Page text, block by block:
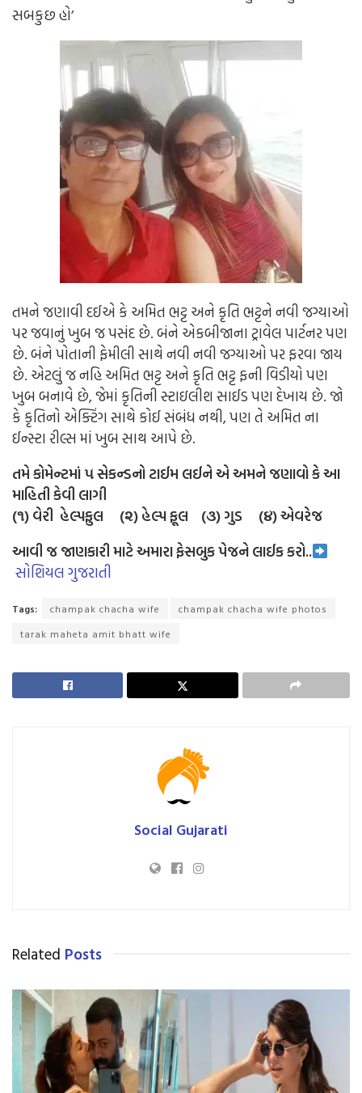
સબકુછ હો’
તમને જણાવી દઈએ કે અમિત ભટ્ટ અને કૃતિ ભટ્ટને નવી જગ્યાઓ
પર જવાનું ખુબ જ પસંદ છે. બંને એકબીજાના ટ્રાવેલ પાર્ટનર પણ
છે. બંને પોતાની ફેમીલી સાથે નવી નવી જગ્યાઓ પર ફરવા જાય
છે. એટલું જ નહિ અમિત ભટ્ટ અને કૃતિ ભટ્ટ ફની વિડીયો પણ
ખુબ બનાવે છે, જેમાં કૃતિની સ્ટાઇલીશ સાઈડ પણ દેખાય છે. જો
કે કૃતિનો એક્ટિંગ સાથે કોઈ સંબંધ નથી, પણ તે અમિત ના
ઈન્સ્ટા રીલ્સ માં ખુબ સાથ આપે છે.
તમે કોમેન્ટમાં ૫ સેકન્ડનો ટાઈમ લઈને એ અમને જણાવો કે આ
માહિતી કેવી લાગી
(૧) વેરી હેલ્પફુલ (૨) હેલ્પ ફૂલ (૩) ગુડ (૪) એવરેજ
આવી જ જાણકારી માટે અમારા ફેસબુક પેજને લાઈક કરો..
સોશિયલ ગુજરાતી
Tags: champak chacha wife
champak chacha wife photos
tarak maheta amit bhatt wife
Social Gujarati
Related Posts